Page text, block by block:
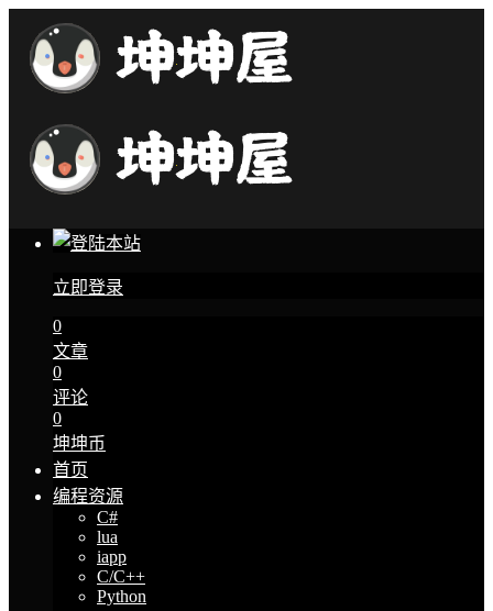
立即登录
0
文章
0
评论
0
坤坤币
首页
编程资源
C#
lua
iapp
C/C++
Python